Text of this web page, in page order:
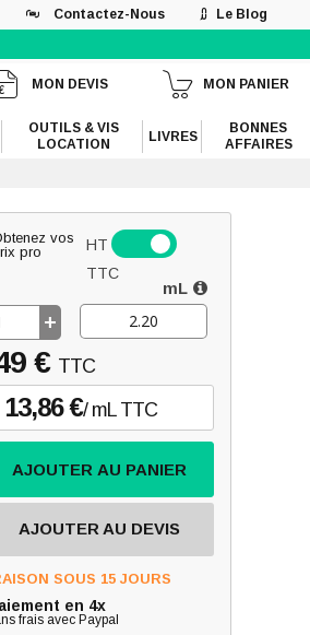
Contactez-Nous Le Blog
MON DEVIS MON PANIER
OUTILS & VIS
LOCATION
LIVRES
BONNES
AFFAIRES
vos
pro
HT
TTC
+
mL
€ TTC
13,86 €/ mL TTC
AJOUTER AU PANIER
AJOUTER AU DEVIS
SOUS 15 JOURS
en 4x
frais avec Paypal